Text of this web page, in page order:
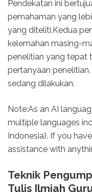
Pendekatan ini
pemahaman yang
yang diteliti.Kedua
kelemahan masing-
penelitian yang tepat
pertanyaan
sedang dilakukan.
Note:As an AI
multiple languages
Indonesia). If you
assistance with
Teknik
Tulis Ilmiah